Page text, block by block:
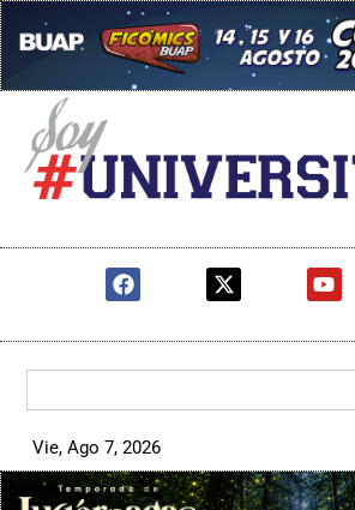
Vie, Ago 7, 2026